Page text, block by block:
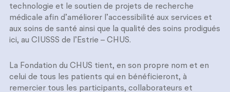
technologie et le soutien de projets de recherche
médicale afin d’améliorer l’accessibilité aux services et
aux soins de santé ainsi que la qualité des soins prodigués
ici, au CIUSSS de l’Estrie – CHUS.
La Fondation du CHUS tient, en son propre nom et en
celui de tous les patients qui en bénéficieront, à
remercier tous les participants, collaborateurs et